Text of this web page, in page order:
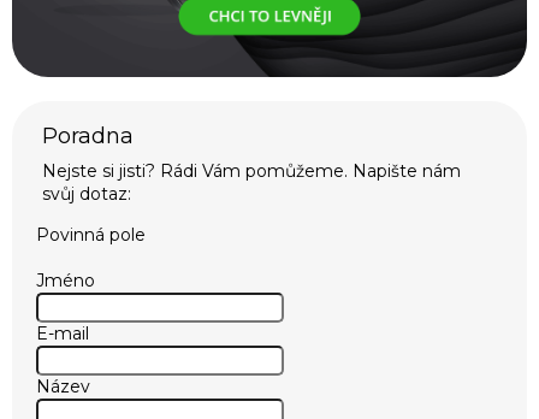
Povinná pole
Jméno
E-mail
Název